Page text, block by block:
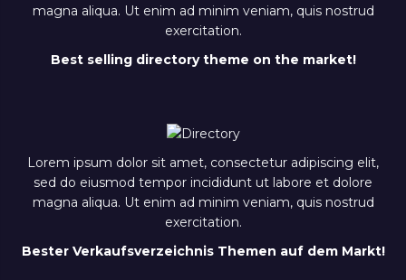
magna aliqua. Ut enim ad minim veniam, quis nostrud
exercitation.
Best selling directory theme on the market!
Lorem ipsum dolor sit amet, consectetur adipiscing elit,
sed do eiusmod tempor incididunt ut labore et dolore
magna aliqua. Ut enim ad minim veniam, quis nostrud
exercitation.
Bester Verkaufsverzeichnis Themen auf dem Markt!